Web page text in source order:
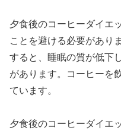
夕食後のコーヒーダイエ
ことを避ける必要があり
すると、睡眠の質が低下
があります。コーヒーを
ています。
夕食後のコーヒーダイエ